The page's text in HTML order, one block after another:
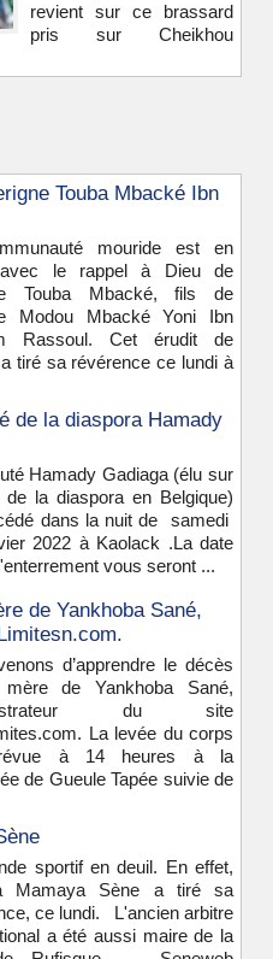
revient sur ce brassard
pris sur Cheikhou
Touba Mbacké Ibn
mouride est en
le rappel à Dieu de
Touba Mbacké, fils de
Modou Mbacké Yoni Ibn
Rassoul. Cet érudit de
tiré sa révérence ce lundi à
de la diaspora Hamady
Hamady Gadiaga (élu sur
de la diaspora en Belgique)
dans la nuit de samedi
2022 à Kaolack .La date
vous seront ...
de Yankhoba Sané,
d’apprendre le décès
de Yankhoba Sané,
du site
La levée du corps
à 14 heures à la
de Gueule Tapée suivie de
sportif en deuil. En effet,
Mamaya Sène a tiré sa
ce lundi. L'ancien arbitre
a été aussi maire de la